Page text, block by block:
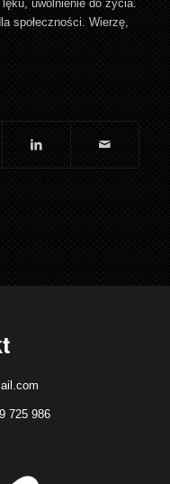
uwolnienie do życia.
społeczności. Wierzę,
725 986